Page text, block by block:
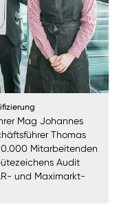
ein
und nicht für
Aktionen,
uvm.
SPAR
Mag Johannes
Thomas
Mitarbeitenden
Audit
und Maximarkt-